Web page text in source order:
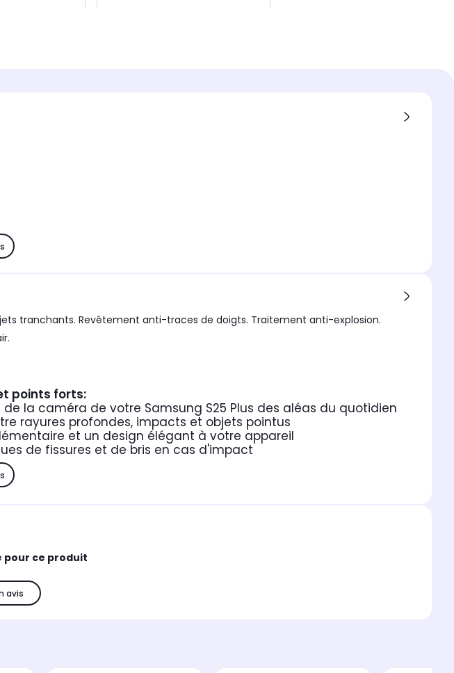
tranchants. Revêtement anti-traces de doigts. Traitement anti-explosion.
points forts:
la caméra de votre Samsung S25 Plus des aléas du quotidien
rayures profondes, impacts et objets pointus
et un design élégant à votre appareil
de fissures et de bris en cas d'impact
pour ce produit
avis